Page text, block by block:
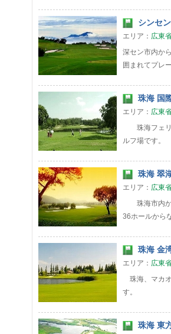
シンセ
エリア： 広東
深セン市内か
囲まれてプレ
珠海 国
エリア： 広東
珠海フェリ
ルフ場です。
珠海 翠
エリア： 広東
珠海市内か
36ホールから
珠海 金
エリア： 広東
珠海、マカ
す。
珠海 東